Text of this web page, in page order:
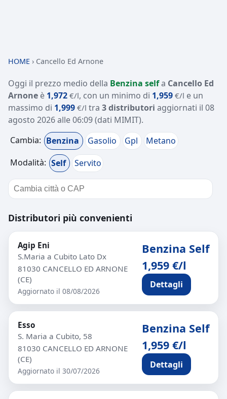
HOME › Cancello Ed Arnone
Oggi il prezzo medio della Benzina selfa Cancello Ed
Arnone è 1,972 €/l, con un minimo di 1,959 €/l e un
massimo di 1,999 €/l tra 3 distributori aggiornati il 08
agosto 2026 alle 06:09(dati MIMIT).
Cambia: Benzina Gasolio Gpl
Metano
Modalità: Self Servito
Distributori più convenienti
Agip Eni
S.Maria a Cubito Lato Dx
81030 CANCELLO ED ARNONE
(CE)
Aggiornato il 08/08/2026
Benzina Self
1,959 €/l
Dettagli
Esso
S. Maria a Cubito, 58
81030 CANCELLO ED ARNONE
(CE)
Aggiornato il 30/07/2026
Benzina Self
1,959 €/l
Dettagli